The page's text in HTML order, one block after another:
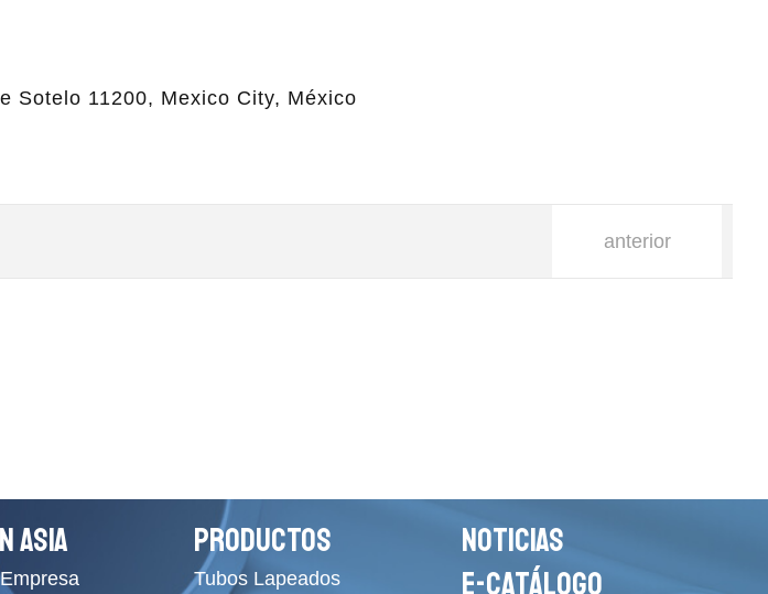
Sotelo 11200, Mexico City, México
anterior
ASIA PRODUCTOS
Tubos Lapeados
NOTICIAS
E-CATÁLOGO